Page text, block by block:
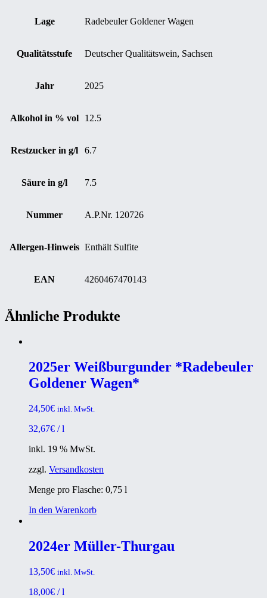
Lage Radebeuler Goldener Wagen
Qualitätsstufe Deutscher Qualitätswein, Sachsen
Jahr 2025
Alkohol in % vol 12.5
Restzucker in g/l 6.7
Säure in g/l 7.5
Nummer A.P.Nr. 120726
Allergen-Hinweis Enthält Sulfite
EAN 4260467470143
Ähnliche Produkte
2025er Weißburgunder *Radebeuler
Goldener Wagen*
24,50€ inkl. MwSt.
32,67€ /l
inkl. 19 % MwSt.
zzgl. Versandkosten
Menge pro Flasche: 0,75 l
In den Warenkorb
2024er Müller-Thurgau
13,50€ inkl. MwSt.
18,00€ /l